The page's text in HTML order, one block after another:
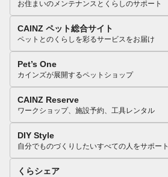
お住まいのメンテナンスとくらしのサポート
CAINZ ペット総合サイト
ペットとのくらしを彩るサービスをお届け
Pet’s One
カインズが展開するペットショップ
CAINZ Reserve
ワークショップ、施設予約、工具レンタル
DIY Style
自分でものづくりしたいすべての人をサポート
くらシェア